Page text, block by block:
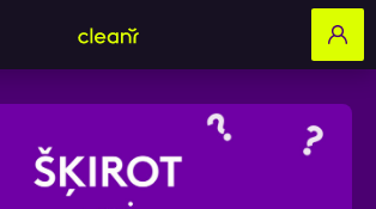
formu un mēs ar tevi
sazināsimies